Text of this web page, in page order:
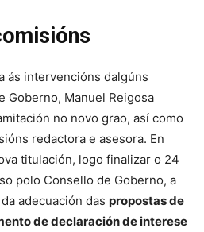
ás intervencións dalgúns
Goberno, Manuel Reigosa
no novo grao, así como
redactora e asesora. En
titulación, logo finalizar o 24
polo Consello de Goberno, a
adecuación das propostas de
de declaración de interese